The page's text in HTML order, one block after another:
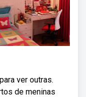
ver outras.
de meninas